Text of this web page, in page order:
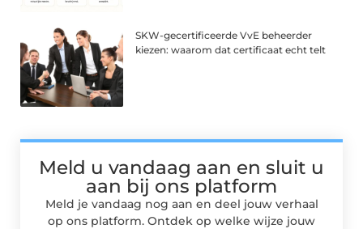
SKW-gecertificeerde VvE beheerder
kiezen: waarom dat certificaat echt telt
Meld u vandaag aan en sluit u
aan bij ons platform
Meld je vandaag nog aan en deel jouw verhaal
op ons platform. Ontdek op welke wijze jouw